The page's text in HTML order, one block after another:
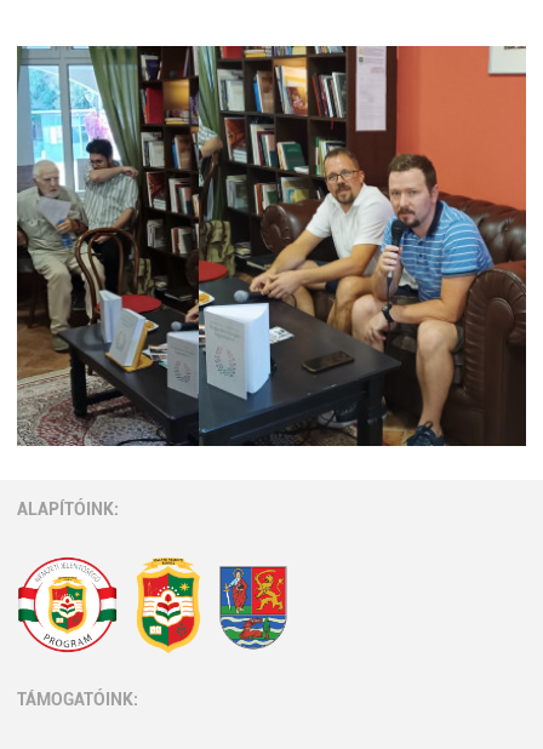
ALAPÍTÓINK:
TÁMOGATÓINK: